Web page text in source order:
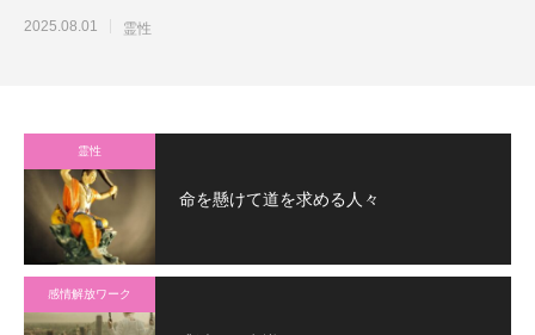
あるからだと思うのです
2025.08.01 霊性
霊性
命を懸けて道を求める人々
感情解放ワーク